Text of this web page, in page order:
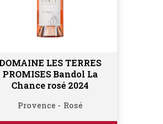
Ajouter au panier
LES TERRES
PROMISES Bandol La
Chance rosé 2024
Provence Rosé